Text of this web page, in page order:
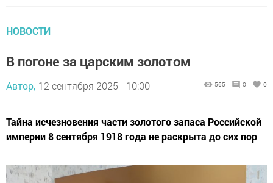
НОВОСТИ
В погоне за царским золотом
Автор, 12 сентября 2025 - 10:00 565 0 0
Тайна исчезновения части золотого запаса Российской
империи 8 сентября 1918 года не раскрыта до сих пор